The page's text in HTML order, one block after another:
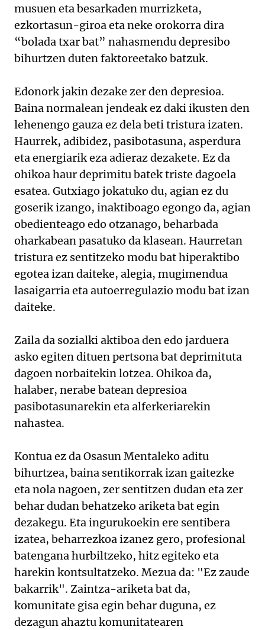
musuen eta besarkaden murrizketa,
ezkortasun-giroa eta neke orokorra dira
“bolada txar bat” nahasmendu depresibo
bihurtzen duten faktoreetako batzuk.
Edonork jakin dezake zer den depresioa.
Baina normalean jendeak ez daki ikusten den
lehenengo gauza ez dela beti tristura izaten.
Haurrek, adibidez, pasibotasuna, asperdura
eta energiarik eza adieraz dezakete. Ez da
ohikoa haur deprimitu batek triste dagoela
esatea. Gutxiago jokatuko du, agian ez du
goserik izango, inaktiboago egongo da, agian
obedienteago edo otzanago, beharbada
oharkabean pasatuko da klasean. Haurretan
tristura ez sentitzeko modu bat hiperaktibo
egotea izan daiteke, alegia, mugimendua
lasaigarria eta autoerregulazio modu bat izan
daiteke.
Zaila da sozialki aktiboa den edo jarduera
asko egiten dituen pertsona bat deprimituta
dagoen norbaitekin lotzea. Ohikoa da,
halaber, nerabe batean depresioa
pasibotasunarekin eta alferkeriarekin
nahastea.
Kontua ez da Osasun Mentaleko aditu
bihurtzea, baina sentikorrak izan gaitezke
eta nola nagoen, zer sentitzen dudan eta zer
behar dudan behatzeko ariketa bat egin
dezakegu. Eta ingurukoekin ere sentibera
izatea, beharrezkoa izanez gero, profesional
batengana hurbiltzeko, hitz egiteko eta
harekin kontsultatzeko. Mezua da: "Ez zaude
bakarrik". Zaintza-ariketa bat da,
komunitate gisa egin behar duguna, ez
dezagun ahaztu komunitatearen